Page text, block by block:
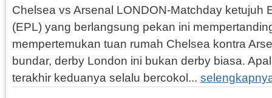
Chelsea vs Arsenal LONDON-Matchday ketujuh
(EPL) yang berlangsung pekan ini
mempertemukan tuan rumah Chelsea kontra
bundar, derby London ini bukan derby biasa.
terakhir keduanya selalu bercokol...